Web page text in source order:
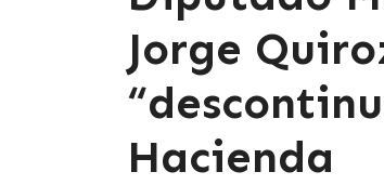
Jorge
Hacienda